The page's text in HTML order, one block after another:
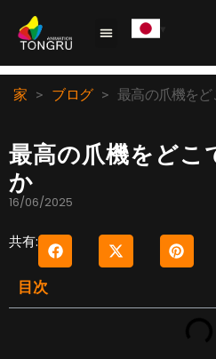
家 > ブログ > 最高の爪機を
最高の爪機をどこ
か
16/06/2025
共有:
目次